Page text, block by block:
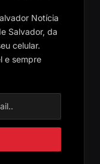
Notícia
Salvador, da
celular.
e sempre